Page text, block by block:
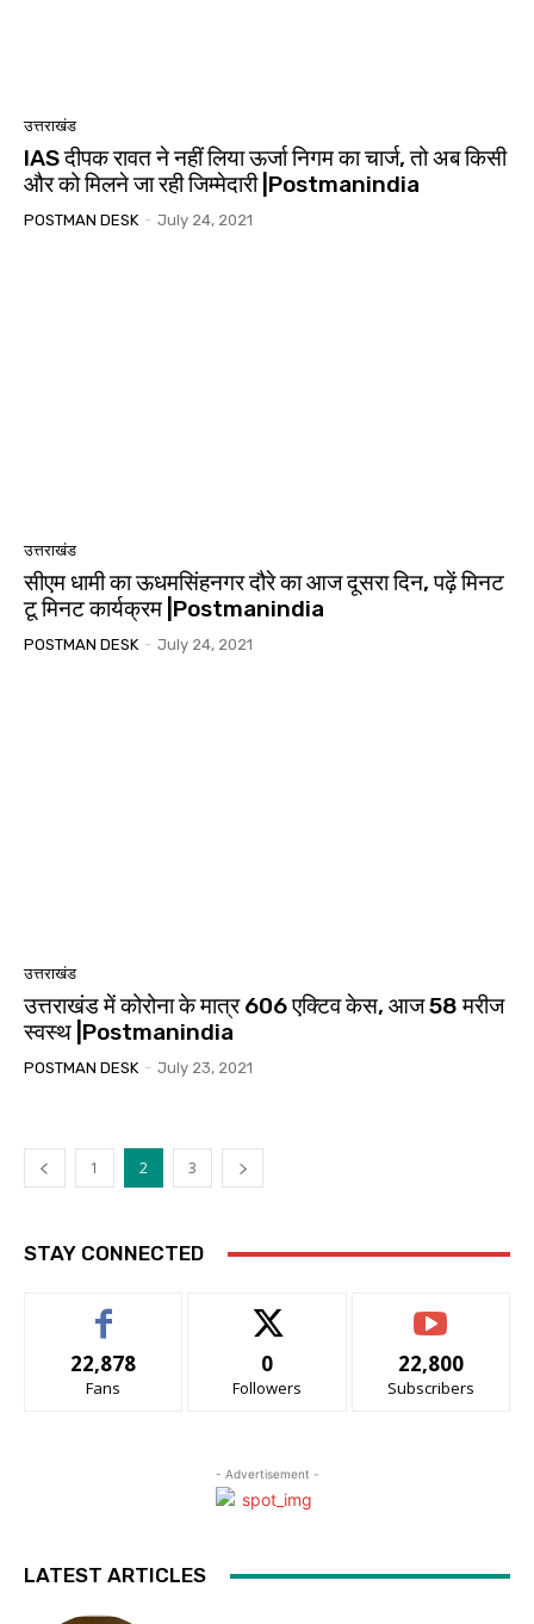
उत्तराखंड
IAS दीपक रावत ने नहीं लिया ऊर्जा निगम का चार्ज, तो अब किसी
और को मिलने जा रही जिम्मेदारी |Postmanindia
POSTMAN DESK - July 24, 2021
उत्तराखंड
सीएम धामी का ऊधमसिंहनगर दौरे का आज दूसरा दिन, पढ़ें मिनट
टू मिनट कार्यक्रम |Postmanindia
POSTMAN DESK - July 24, 2021
उत्तराखंड
उत्तराखंड में कोरोना के मात्र 606 एक्टिव केस, आज 58 मरीज
स्वस्थ |Postmanindia
POSTMAN DESK - July 23, 2021
1 2 3
STAY CONNECTED
22,878
Fans
0
Followers
22,800
Subscribers
- Advertisement -
LATEST ARTICLES